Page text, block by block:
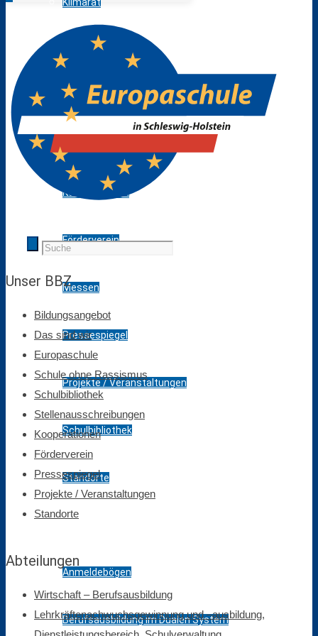
Europaschule
Schule ohne Rassismus
Kooperationen
Förderverein
Messen
Pressespiegel
Projekte / Veranstaltungen
Schulbibliothek
Standorte
Anmeldebögen
Berufsausbildung im Dualen System
Unser BBZ
Bildungsangebot
Das sind wir
Europaschule
Schule ohne Rassismus
Schulbibliothek
Stellenausschreibungen
Kooperationen
Förderverein
Pressespiegel
Projekte / Veranstaltungen
Standorte
Abteilungen
Wirtschaft – Berufsausbildung
Lehrkräftenachwuchsgewinnung und –ausbildung,